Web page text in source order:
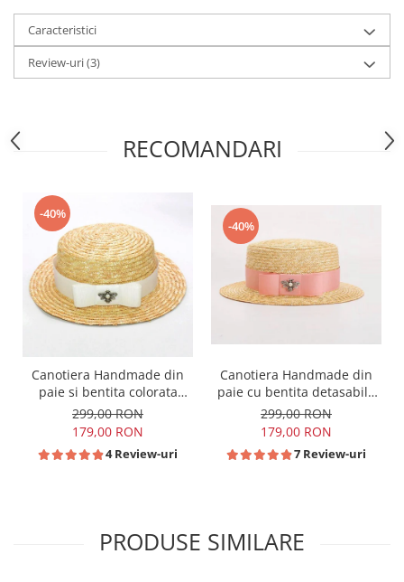
Caracteristici
Review-uri(3)
RECOMANDARI
-40%
Canotiera Handmade din
paie si bentita colorata
detasabila
299,00 RON
179,00 RON
4 Review-uri
-40%
Canotiera Handmade din
paie cu bentita detasabila
la alegere
299,00 RON
179,00 RON
7 Review-uri
PRODUSE SIMILARE